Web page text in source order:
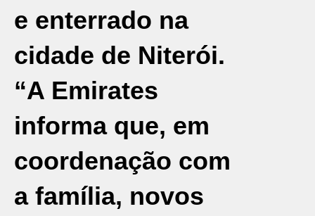
e enterrado na
cidade de Niterói.
“A Emirates
informa que, em
coordenação com
a família, novos